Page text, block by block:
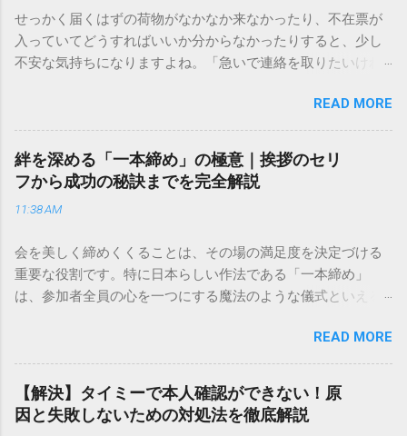
せっかく届くはずの荷物がなかなか来なかったり、不在票が
入っていてどうすればいいか分からなかったりすると、少し
不安な気持ちになりますよね。「急いで連絡を取りたいけれ
きできる？」といった疑問を抱える方も多いはずです。 福山
通運は企業間物流のイメージが強いかもしれませんが、個人
向けの宅配サービスも非常に充実しています。大切なのは、
目的に合わせた適切な連絡先を選ぶことです。この記事で
は、荷物の追跡確認から営業所への電話連絡、再配達の依頼
手順まで、初めての方でも迷わずに解決できる方法を詳しく
本全国に広範なネットワークを持つ大手運送会社です。特に
重量物や大型の荷物、そして企業間の輸送において圧倒的な
実績を誇ります。 個人で利用する場合、他の宅配業者と少し
いう特徴があります。地域に密着した各拠点が配送をコント
ロールしているため、現場の状況に合わせた柔軟な相談がし
やすいのがメリットです。まずは、今抱えている悩みがどの
サービスで解決できるかを確認していきましょう。 1. 荷物の
READ MORE
絆を深める「一本締め」の極意｜挨拶のセリ
フから成功の秘訣までを完全解説
11:38 AM
会を美しく締めくくることは、その場の満足度を決定づける
重要な役割です。特に日本らしい作法である「一本締め」
は、参加者全員の心を一つにする魔法のような儀式といえる
「手拍子のリズムに自信がない」と不安を感じる方も多いは
ずです。この記事では、ビジネスからカジュアルな集まりま
で、どのような場面でも堂々と立ち振る舞えるための「一本
締め」の作法を、基礎知識から具体的なセリフ例まで丁寧に
解説します。 一本締めとは？その本質と効果 一本締めは、単
READ MORE
【解決】タイミーで本人確認ができない！原
因と失敗しないための対処法を徹底解説